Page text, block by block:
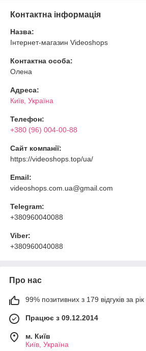
Контактна інформація
Назва:
Інтернет-магазин Videoshops
Контактна особа:
Олена
Адреса:
Київ, Україна
Телефон:
+380 (96) 004-00-88
Сайт компанії:
https://videoshops.top/ua/
Email:
videoshops.com.ua@gmail.com
Telegram:
+380960040088
Viber:
+380960040088
Про нас
99% позитивних з 179 відгуків за рік
Працює з 09.12.2014
м. Київ
Київ, Україна